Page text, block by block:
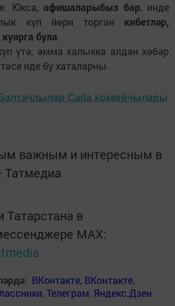
Юкса, афишаларыбыз бар, инде
күп йөри торган кибетләр,
була.
үтә, әмма халыкка алдан хәбәр
иде бу хаталарны.
Балтачлылар Саба хоккейчылары
важным и интересным в
Татмедиа
Татарстана в
MАХ:
: ВКонтакте, ВКонтакте,
,Телеграм, Яндекс.Дзен